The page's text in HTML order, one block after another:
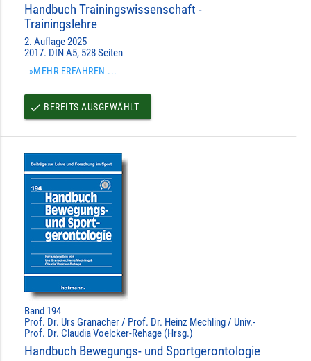
Handbuch Trainingswissenschaft -
Trainingslehre
2. Auflage 2025
2017. DIN A5, 528 Seiten
»MEHR ERFAHREN ...
done BEREITS AUSGEWÄHLT
Band 194
Prof. Dr. Urs Granacher / Prof. Dr. Heinz Mechling / Univ.-
Prof. Dr. Claudia Voelcker-Rehage (Hrsg.)
Handbuch Bewegungs- und Sportgerontologie